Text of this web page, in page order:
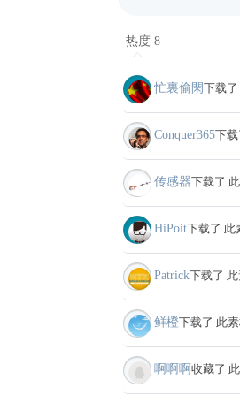
热度 8
忙裏偷閑下载
Conquer365下
传感器下载了
HiPoit下载了 此
Patrick下载了
鲜橙下载了 此
啊啊啊 收藏了